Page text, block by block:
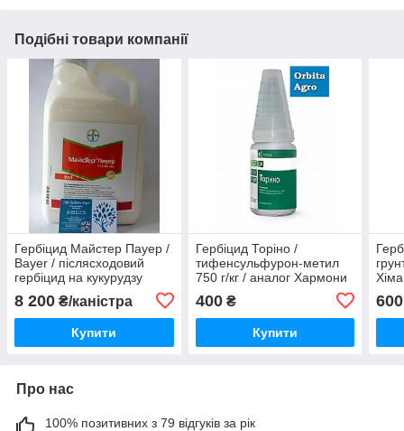
Подібні товари компанії
Гербіцид Майстер Пауер /
Bayer / післясходовий
гербіцид на кукурудзу
8 200 ₴/каністра
Купити
Гербіцид Торіно /
тифенсульфурон-метил
750 г/кг / аналог Хармони
Альфа Маис / на колосові,
кукурудзу, сою, лен
400₴
Купити
600
Про нас
100% позитивних з 79 відгуків за рік